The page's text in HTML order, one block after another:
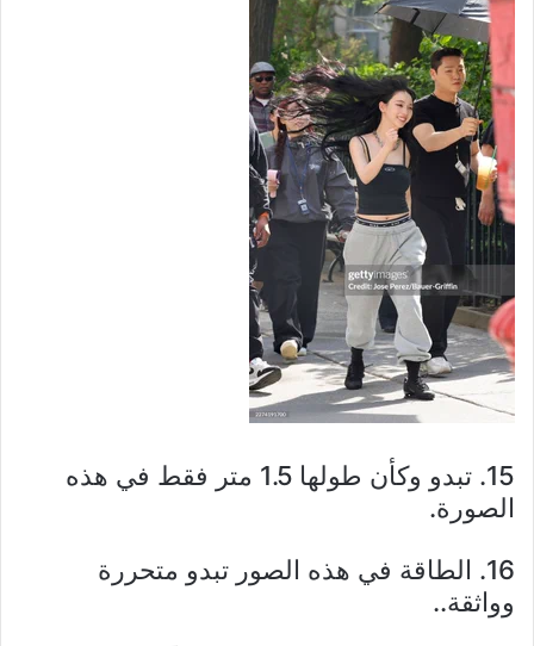
15. تبدو وكأن طولها 1.5 متر فقط في هذه
الصورة.
16. الطاقة في هذه الصور تبدو متحررة
وواثقة..